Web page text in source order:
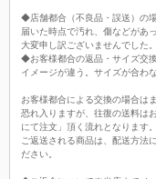
◆店舗都合（不良品・誤送）の
届いた時点で汚れ、傷などがあ
大変申し訳ございませんでした
◆お客様都合の返品・サイズ交
イメージが違う。サイズが合わ
お客様都合による交換の場合は
恐れ入りますが、往復の送料は
にて注文」頂く流れとなります。
ご返送される商品は、配送方法
ださい。